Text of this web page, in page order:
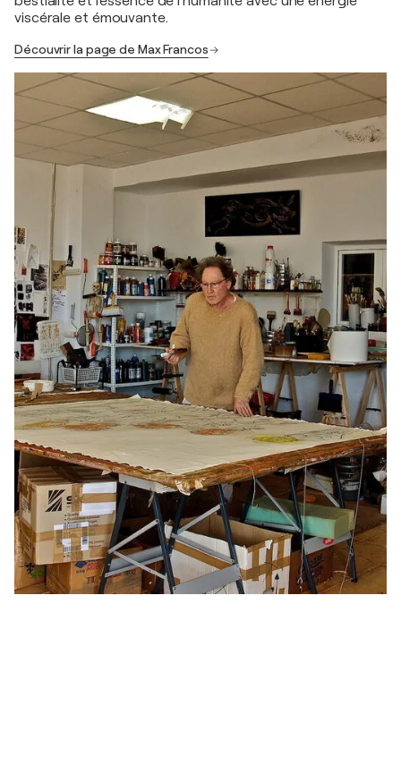
viscérale et émouvante.
Découvrir la page de Max Francos